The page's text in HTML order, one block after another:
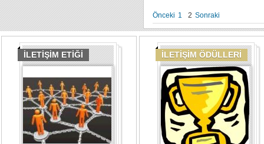
Önceki 1 2 Sonraki
İLETİŞİM ETİĞİ İLETİŞİM ÖDÜLLERİ